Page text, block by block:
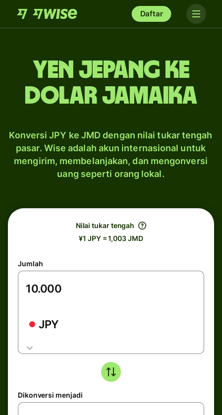
Daftar
yen Jepang ke
dolar Jamaika
Konversi JPY ke JMD dengan nilai tukar tengah
pasar. Wise adalah akun internasional untuk
mengirim, membelanjakan, dan mengonversi
uang seperti orang lokal.
Nilai tukar tengah
¥1 JPY = 1,003 JMD
Jumlah
JPY
Dikonversi menjadi